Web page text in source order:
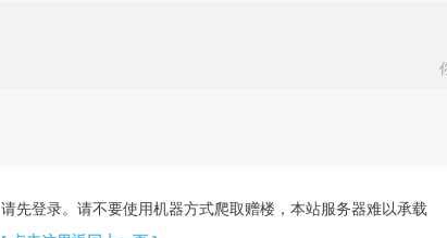
请先登录。请不要使用机器方式爬取赠楼，本站服务器难以承载